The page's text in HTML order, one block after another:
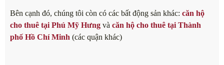
Bên cạnh đó, chúng tôi còn có các bất động sản khác: căn hộ
cho thuê tại Phú Mỹ Hưng và căn hộ cho thuê tại Thành
phố Hồ Chí Minh (các quận khác)